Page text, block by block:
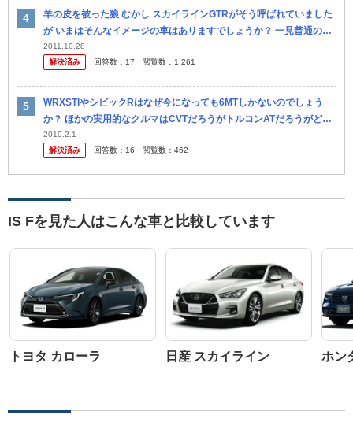
羊の皮を被った狼 むかし スカイラインGTRがそう呼ばれていました
が いまはそんなイメージの車はありますでしょうか？ 一見普通の車
だけど、すごいエンジンの車 ISFは気に入りません GTRは見...
2011.10.28
解決済み
回答数： 17 閲覧数： 1,261
WRXSTIやシビックRはなぜ今になっても6MTしかないのでしょう
か？ ほかの実用的なクルマはCVTだろうがトルコンATだろうがどう
でもいいですけど、上記の二台は世界でも通用するしない云々言い
た...
2019.2.1
解決済み
回答数： 16 閲覧数： 462
IS Fを見た人はこんな車と比較しています
トヨタ カローラ 日産 スカイライン ホン